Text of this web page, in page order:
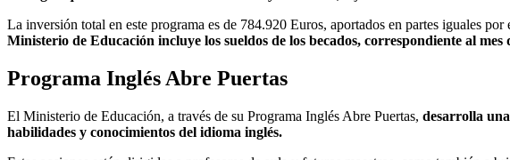
La inversión total en este programa es de 784.920 Euros, aportados en partes iguales
Ministerio de Educación incluye los sueldos de los becados, correspondiente al
Programa Inglés Abre Puertas
El Ministerio de Educación, a través de su Programa Inglés Abre Puertas, desarrolla
habilidades y conocimientos del idioma inglés.